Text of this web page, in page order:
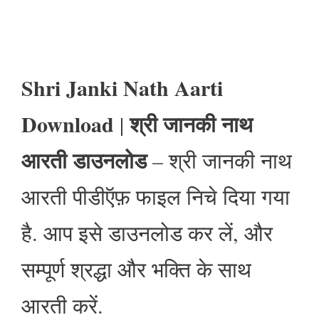
Shri Janki Nath Aarti
Download |श्री जानकी नाथ
आरती डाउनलोड– श्री जानकी नाथ
आरती पीडीऍफ़ फाइल निचे दिया गया
है. आप इसे डाउनलोड कर लें, और
सम्पूर्ण श्रद्धा और भक्ति के साथ
आरती करें.